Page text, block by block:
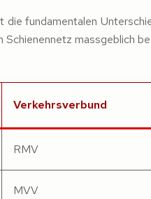
fundamentalen
massgeblich
Verkehrsverbund
RMV
MVV